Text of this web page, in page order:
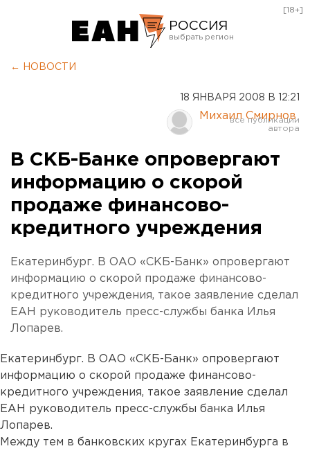
РОССИЯ
Курган
Оренбург
[18+]
← НОВОСТИ
18 ЯНВАРЯ 2008 В 12:21
Михаил Смирнов
В СКБ-Банке опровергают
информацию о скорой
продаже финансово-
кредитного учреждения
Екатеринбург. В ОАО «СКБ-Банк» опровергают
информацию о скорой продаже финансово-
кредитного учреждения, такое заявление сделал
ЕАН руководитель пресс-службы банка Илья
Лопарев.
Екатеринбург. В ОАО «СКБ-Банк» опровергают
информацию о скорой продаже финансово-
кредитного учреждения, такое заявление сделал
ЕАН руководитель пресс-службы банка Илья
Лопарев.
Между тем в банковских кругах Екатеринбурга в